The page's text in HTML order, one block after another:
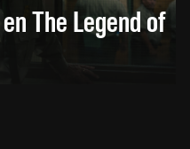
The Legend of